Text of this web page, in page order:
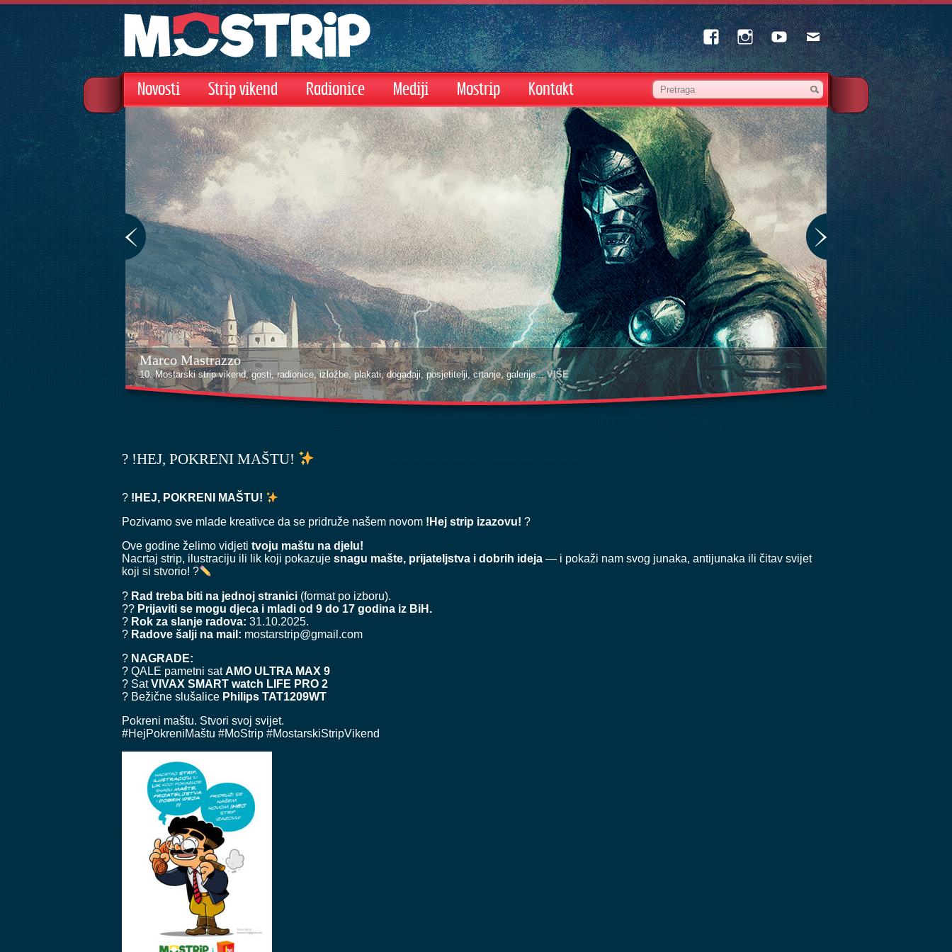
Facebook InstagramYoutube Email
Novosti Strip vikend Radionice Mediji Mostrip Kontakt
Marco Mastrazzo
10. Mostarski strip vikend, gosti, radionice, izložbe, plakati, događaji, posjetitelji, crtanje, galerije...VIŠE
? !HEJ, POKRENI MAŠTU!
? !HEJ, POKRENI MAŠTU!
Pozivamo sve mlade kreativce da se pridruže našem novom !Hej strip izazovu! ?
Ove godine želimo vidjeti tvoju maštu na djelu!
Nacrtaj strip, ilustraciju ili lik koji pokazuje snagu mašte, prijateljstva i dobrih ideja — i pokaži nam svog junaka, antijunaka ili čitav svijet
koji si stvorio! ?
? Rad treba biti na jednoj stranici (format po izboru).
?? Prijaviti se mogu djeca i mladi od 9 do 17 godina iz BiH.
? Rok za slanje radova: 31.10.2025.
? Radove šalji na mail: mostarstrip@gmail.com
? NAGRADE:
? QALE pametni satAMO ULTRA MAX 9
? SatVIVAX SMART watch LIFE PRO 2
? Bežične slušalice Philips TAT1209WT
Pokreni maštu. Stvori svoj svijet.
#HejPokreniMaštu #MoStrip #MostarskiStripVikend